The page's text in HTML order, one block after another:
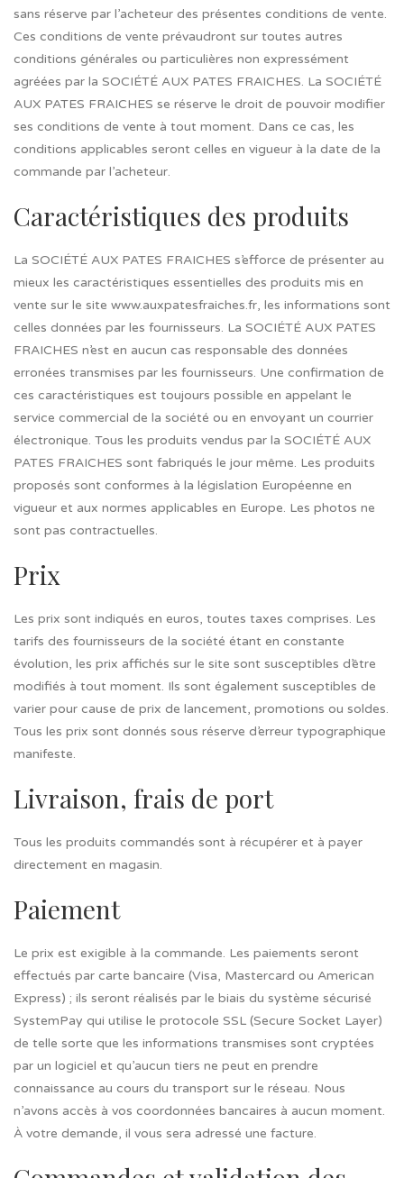
sans réserve par l’acheteur des présentes conditions de vente.
Ces conditions de vente prévaudront sur toutes autres
conditions générales ou particulières non expressément
agréées par la SOCIÉTÉ AUX PATES FRAICHES. La SOCIÉTÉ
AUX PATES FRAICHES se réserve le droit de pouvoir modifier
ses conditions de vente à tout moment. Dans ce cas, les
conditions applicables seront celles en vigueur à la date de la
commande par l’acheteur.
Caractéristiques des produits
La SOCIÉTÉ AUX PATES FRAICHES s’efforce de présenter au
mieux les caractéristiques essentielles des produits mis en
vente sur le site www.auxpatesfraiches.fr, les informations sont
celles données par les fournisseurs. La SOCIÉTÉ AUX PATES
FRAICHES n’est en aucun cas responsable des données
erronées transmises par les fournisseurs. Une confirmation de
ces caractéristiques est toujours possible en appelant le
service commercial de la société ou en envoyant un courrier
électronique. Tous les produits vendus par la SOCIÉTÉ AUX
PATES FRAICHES sont fabriqués le jour même. Les produits
proposés sont conformes à la législation Européenne en
vigueur et aux normes applicables en Europe. Les photos ne
sont pas contractuelles.
Prix
Les prix sont indiqués en euros, toutes taxes comprises. Les
tarifs des fournisseurs de la société étant en constante
évolution, les prix affichés sur le site sont susceptibles d’être
modifiés à tout moment. Ils sont également susceptibles de
varier pour cause de prix de lancement, promotions ou soldes.
Tous les prix sont donnés sous réserve d’erreur typographique
manifeste.
Livraison, frais de port
Tous les produits commandés sont à récupérer et à payer
directement en magasin.
Paiement
Le prix est exigible à la commande. Les paiements seront
effectués par carte bancaire (Visa, Mastercard ou American
Express) ; ils seront réalisés par le biais du système sécurisé
SystemPay qui utilise le protocole SSL (Secure Socket Layer)
de telle sorte que les informations transmises sont cryptées
par un logiciel et qu’aucun tiers ne peut en prendre
connaissance au cours du transport sur le réseau. Nous
n’avons accès à vos coordonnées bancaires à aucun moment.
À votre demande, il vous sera adressé une facture.